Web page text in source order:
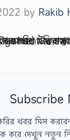
by Rakib
Subscribe
খবর মিস
করে দেখুন নতুন